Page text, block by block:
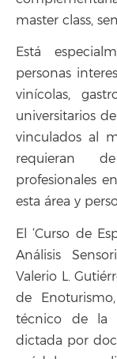
master class,
Está
personas
vinícolas,
universitarios
vinculados al
requieran
profesionales
esta área y
El ‘Curso de
Análisis
Valerio L.
de
técnico de la
dictada por